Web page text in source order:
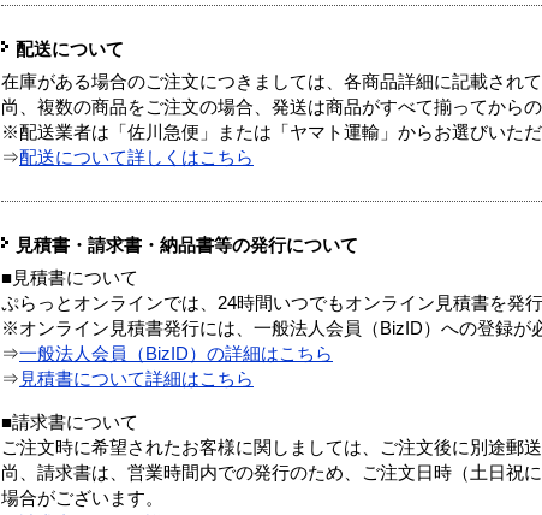
配送について
在庫がある場合のご注文につきましては、各商品詳細に記載され
尚、複数の商品をご注文の場合、発送は商品がすべて揃ってからの
※配送業者は「佐川急便」または「ヤマト運輸」からお選びいた
⇒配送について詳しくはこちら
見積書・請求書・納品書等の発行について
■見積書について
ぷらっとオンラインでは、24時間いつでもオンライン見積書を発
※オンライン見積書発行には、一般法人会員（BizID）への登録が
⇒一般法人会員（BizID）の詳細はこちら
⇒ 見積書について詳細はこちら
■請求書について
ご注文時に希望されたお客様に関しましては、ご注文後に別途郵送
尚、請求書は、営業時間内での発行のため、ご注文日時（土日祝
場合がございます。